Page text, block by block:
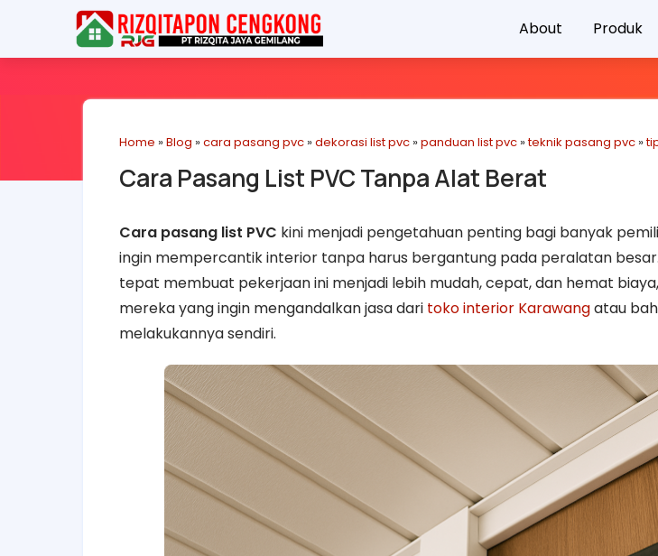
About Produk
Home »Blog »cara pasang pvc »dekorasi list pvc »panduan list pvc »teknik pasang pvc »
Cara Pasang List PVC Tanpa Alat Berat
Cara pasang list PVC kini menjadi pengetahuan penting bagi banyak
ingin mempercantik interior tanpa harus bergantung pada peralatan
tepat membuat pekerjaan ini menjadi lebih mudah, cepat, dan hemat
mereka yang ingin mengandalkan jasa dari toko interior Karawangatau
melakukannya sendiri.